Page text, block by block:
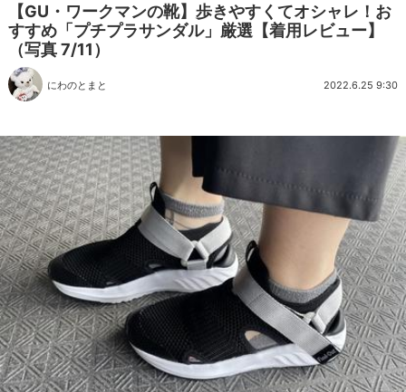
【GU・ワークマンの靴】歩きやすくてオシャレ！お
すすめ「プチプラサンダル」厳選【着用レビュー】
（写真 7/11）
にわのとまと 2022.6.25 9:30